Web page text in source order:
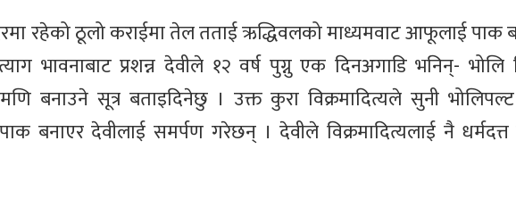
रहेको ठूलो कराईमा तेल तताई ऋद्धिवलको माध्यमवाट आफूलाई पाक
भावनाबाट प्रशन्न देवीले १२ वर्ष पुग्नु एक दिनअगाडि भनिन्- भोलि
बनाउने सूत्र बताइदिनेछु । उक्त कुरा विक्रमादित्यले सुनी
देवीलाई समर्पण गरेछन् । देवीले विक्रमादित्यलाई नै